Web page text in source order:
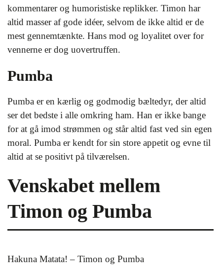
kommentarer og humoristiske replikker. Timon har
altid masser af gode idéer, selvom de ikke altid er de
mest gennemtænkte. Hans mod og loyalitet over for
vennerne er dog uovertruffen.
Pumba
Pumba er en kærlig og godmodig bæltedyr, der altid
ser det bedste i alle omkring ham. Han er ikke bange
for at gå imod strømmen og står altid fast ved sin egen
moral. Pumba er kendt for sin store appetit og evne til
altid at se positivt på tilværelsen.
Venskabet mellem
Timon og Pumba
Hakuna Matata! – Timon og Pumba